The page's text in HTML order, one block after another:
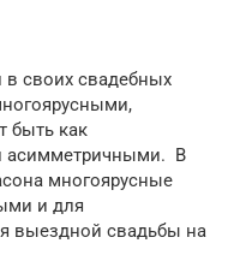
своих свадебных
быть как
асимметричными. В
многоярусные
и для
выездной свадьбы на